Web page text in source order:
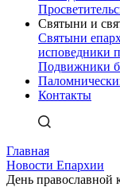
Святыни и
Святыни
исповедники
Подвижники
Контакты
Главная
Новости Епархии
День православной